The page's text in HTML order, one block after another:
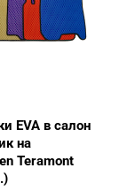
EVA в салон
на
Teramont